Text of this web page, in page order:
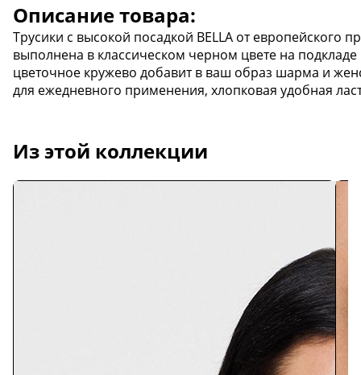
Описание товара:
Трусики с высокой посадкой BELLA от европейского
выполнена в классическом черном цвете на
цветочное кружево добавит в ваш образ шарма и
для ежедневного применения, хлопковая удобная
Из этой коллекции